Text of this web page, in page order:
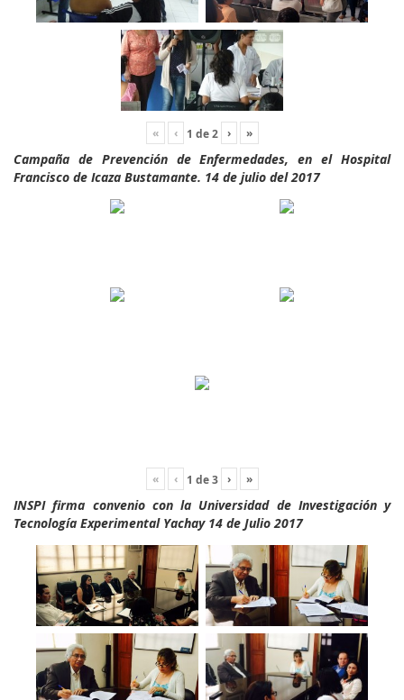
« ‹ 1 de2 › »
Campaña de Prevención de Enfermedades, en el Hospital
Francisco de Icaza Bustamante. 14 de julio del 2017
« ‹ 1 de3 › »
INSPI firma convenio con la Universidad de Investigación y
Tecnología Experimental Yachay 14 de Julio 2017